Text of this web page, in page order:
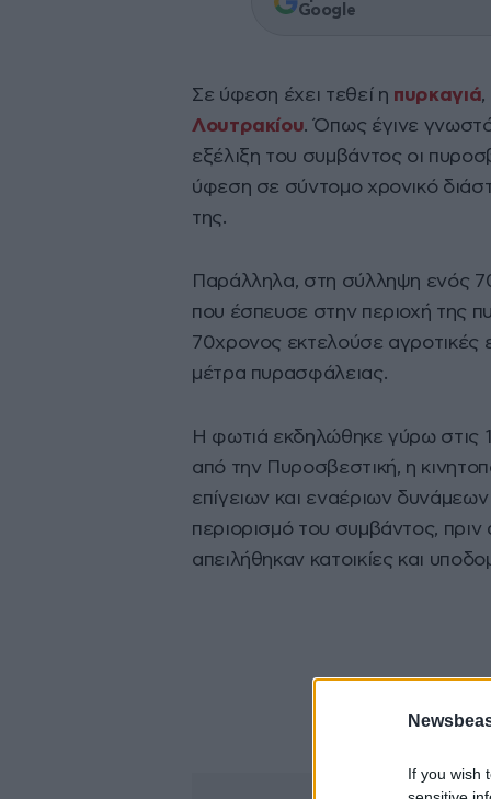
If you wish
Google
Σε ύφεση έχει τεθεί η πυρκαγιά,
Λουτρακίου. Όπως έγινε
εξέλιξη του συμβάντος οι
ύφεση σε σύντομο χρονικό
της.
Παράλληλα, στη σύλληψη ενός
που έσπευσε στην περιοχή της
70χρονος εκτελούσε αγροτικές
μέτρα πυρασφάλειας. ‎
Η φωτιά εκδηλώθηκε γύρω στις
από την Πυροσβεστική, η
επίγειων και εναέριων
περιορισμό του συμβάντος,
απειλήθηκαν κατοικίες και